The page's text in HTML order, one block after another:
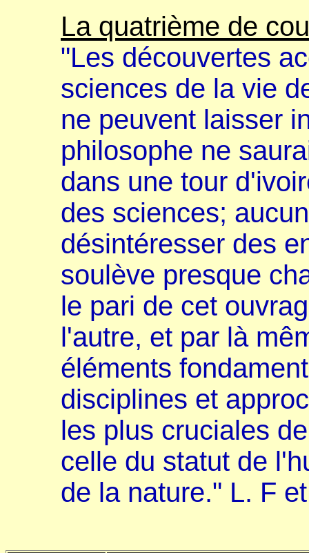
La quatrième de
"Les découvertes
sciences de la vie
ne peuvent laisser
philosophe ne
dans une tour
des sciences;
désintéresser des
soulève presque
le pari de cet
l'autre, et par là
éléments
disciplines et
les plus cruciales
celle du statut de
de la nature." L. F